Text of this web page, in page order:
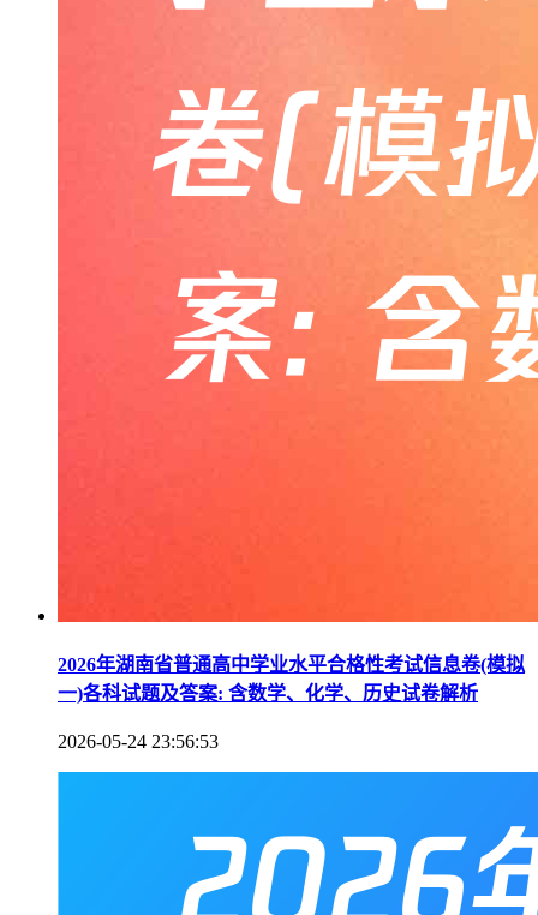
2026年湖南省普通高中学业水平合格性考试信息卷(模拟
一)各科试题及答案: 含数学、化学、历史试卷解析
2026-05-24 23:56:53